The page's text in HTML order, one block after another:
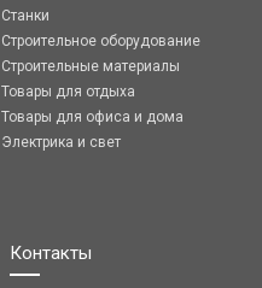
Станки
Строительное оборудование
Строительные материалы
Товары для отдыха
Товары для офиса и дома
Электрика и свет
Контакты